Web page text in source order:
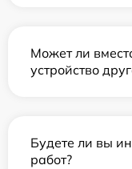
Может ли
устройство
Будете ли вы
работ?